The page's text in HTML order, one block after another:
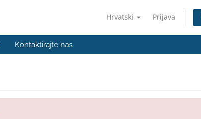
Hrvatski Prijava
Kontaktirajte nas